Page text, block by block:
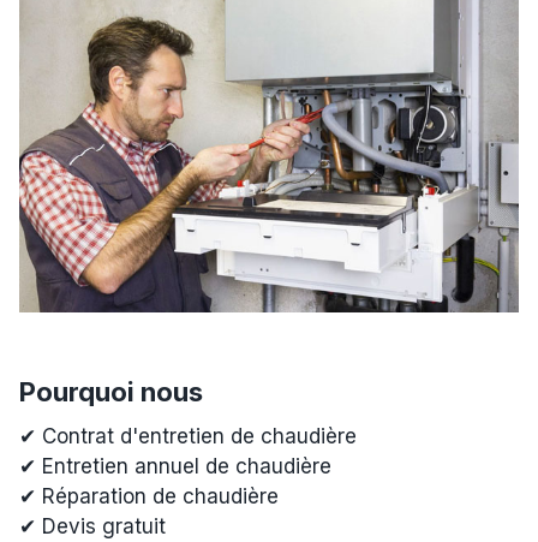
Pourquoi nous
✔ Contrat d'entretien de chaudière
✔ Entretien annuel de chaudière
✔ Réparation de chaudière
✔ Devis gratuit